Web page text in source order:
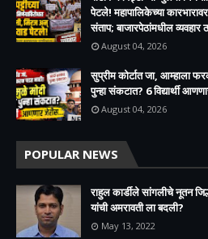
पेटले! महापालिकेच्या कारभारावर
संताप; बाजारपेठांमधील व्यवहार
August 04, 2026
सुप्रीम कोर्टात जा, आम्हाला
पुन्हा संकटात? 6 विद्यार्थी
August 04, 2026
POPULAR NEWS
राहुल कार्डीले सांगलीचे नूतन
यांची अमरावती ला बदली?
May 13, 2022